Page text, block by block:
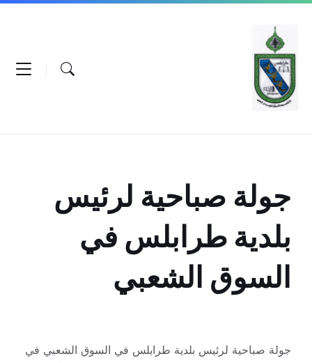
Skip
content
Skip
navigation
Skip
جولة صباحية لرئيس
بلدية طرابلس في
السوق الشعبي
جولة صباحية لرئيس بلدية طرابلس في السوق الشعبي في